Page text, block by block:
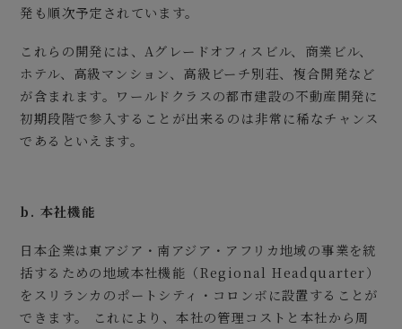
発も順次予定されています。
これらの開発には、Aグレードオフィスビル、商業ビル、
ホテル、高級マンション、高級ビーチ別荘、複合開発など
が含まれます。ワールドクラスの都市建設の不動産開発に
初期段階で参入することが出来るのは非常に稀なチャンス
であるといえます。
b. 本社機能
日本企業は東アジア・南アジア・アフリカ地域の事業を統
括するための地域本社機能（Regional Headquarter）
をスリランカのポートシティ・コロンボに設置することが
できます。 これにより、本社の管理コストと本社から周